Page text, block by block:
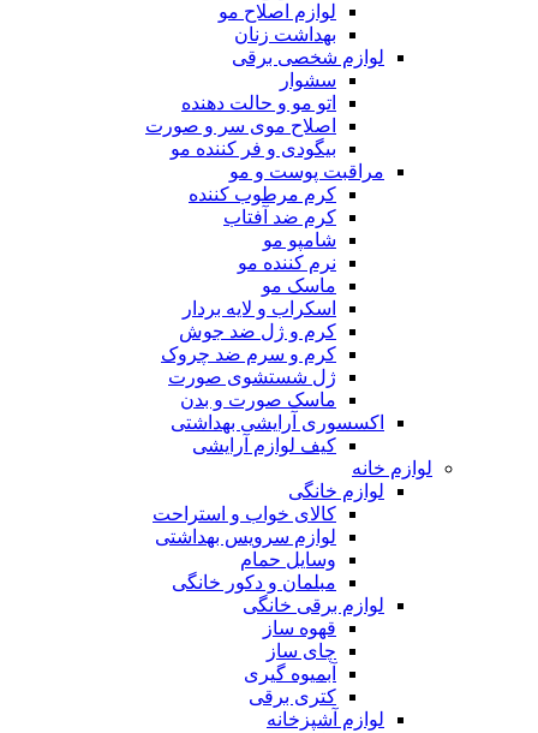
لوازم اصلاح مو
بهداشت زنان
لوازم شخصی برقی
سشوار
اتو مو و حالت دهنده
اصلاح موی سر و صورت
بیگودی و فر کننده مو
مراقبت پوست و مو
کرم مرطوب کننده
کرم ضد آفتاب
شامپو مو
نرم کننده مو
ماسک مو
اسکراب و لایه بردار
کرم و ژل ضد جوش
کرم و سرم ضد چروک
ژل شستشوی صورت
ماسک صورت و بدن
اکسسوری آرایشی بهداشتی
کیف لوازم آرایشی
لوازم خانه
لوازم خانگی
کالای خواب و استراحت
لوازم سرویس بهداشتی
وسایل حمام
مبلمان و دکور خانگی
لوازم برقی خانگی
قهوه ساز
چای ساز
آبمیوه گیری
کتری برقی
لوازم آشپزخانه